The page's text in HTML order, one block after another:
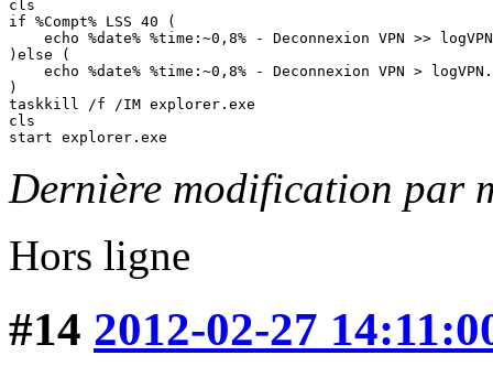
cls
if %Compt% LSS 40 (
echo %date% %time:~0,8% - Deconnexion VPN >>
)else (
echo %date% %time:~0,8% - Deconnexion VPN >
)
taskkill /f /IM explorer.exe
cls
start explorer.exe
Dernière modification par
Hors ligne
#14 2012-02-27